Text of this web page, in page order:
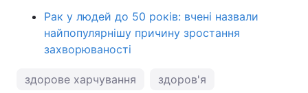
Рак у людей до 50 років: вчені назвали
найпопулярнішу причину зростання
захворюваності
здорове харчування здоров'я